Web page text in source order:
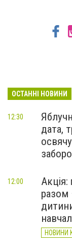
ОСТАННІ НОВИНИ
дата,
12:30
разом
НОВИНИ
12:00